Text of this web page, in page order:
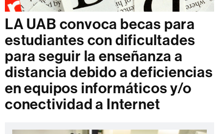
Facultad
de
Psicología
y
de
LA UAB convoca becas para
estudiantes con dificultades
para seguir la enseñanza a
distancia debido a deficiencias
en equipos informáticos y/o
conectividad a Internet